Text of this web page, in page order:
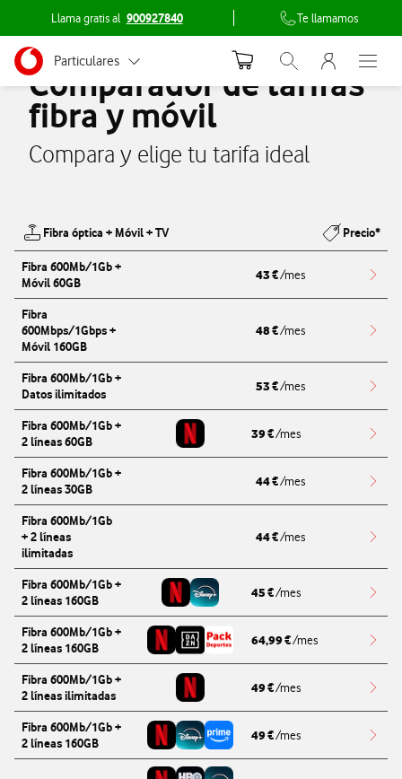
Llama gratis al 900927840 Te llamamos
Ir a la pagina principal de vodafone.es
Menu navegación Segmento
Particulares
Autónomos
Pymes
Abrir buscador.
Menu
Abre
Comparador de tarifas
fibra y móvil
Compara y elige tu tarifa ideal
Tabla de tarifas
Fibra óptica + Móvil + TV Precio*
Fibra 600Mb/1Gb +
Móvil 60GB
43€/mes
Fibra
600Mbps/1Gbps +
Móvil 160GB
48 €/mes
Fibra 600Mb/1Gb +
Datos ilimitados
53€/mes
Fibra 600Mb/1Gb +
2 líneas 60GB
39€/mes
Fibra 600Mb/1Gb +
2 líneas 30GB
44€/mes
Fibra 600Mb/1Gb
+ 2 líneas
ilimitadas
44€/mes
Fibra 600Mb/1Gb +
2 líneas 160GB
45€/mes
Fibra 600Mb/1Gb +
2 líneas 160GB
64,99€/mes
Fibra 600Mb/1Gb +
2 líneas ilimitadas
49€/mes
Fibra 600Mb/1Gb +
2 líneas 160GB
49€/mes